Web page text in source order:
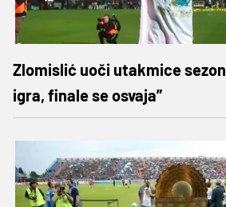
Zlomislić uoči utakmice
igra, finale se osvaja”